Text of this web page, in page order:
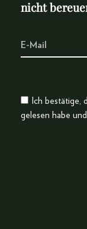
nicht
Ich bestätige,
gelesen habe